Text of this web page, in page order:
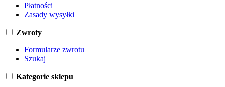
Płatności
Zasady wysyłki
Zwroty
Formularze zwrotu
Szukaj
Kategorie sklepu